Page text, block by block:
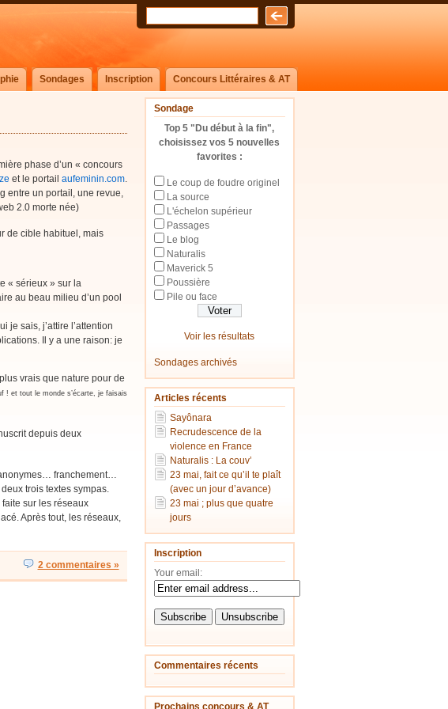
Sondages Inscription Concours Littéraires & AT
Sondage
Top 5 "Du début à la fin",
choisissez vos 5 nouvelles
favorites :
Le coup de foudre originel
La source
L'échelon supérieur
Passages
Le blog
Naturalis
Maverick 5
Poussière
Pile ou face
Voir les résultats
Sondages archivés
Articles récents
Sayônara
Recrudescence de la
violence en France
Naturalis : La couv’
23 mai, fait ce qu’il te plaît
(avec un jour d’avance)
23 mai ; plus que quatre
jours
Inscription
Your email:
Commentaires récents
Prochains concours & AT
phase d’un « concours
et le portail aufeminin.com.
entre un portail, une revue,
2.0 morte née)
de cible habituel, mais
« sérieux » sur la
au beau milieu d’un pool
je sais, j’attire l’attention
Il y a une raison: je
vrais que nature pour de
! et tout le monde s’écarte, je faisais
depuis deux
franchement…
trois textes sympas.
sur les réseaux
Après tout, les réseaux,
2 commentaires »